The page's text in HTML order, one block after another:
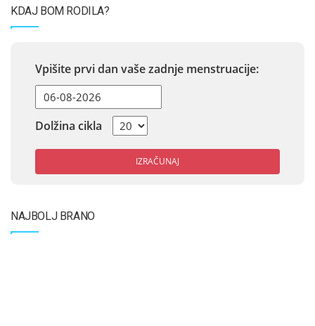
KDAJ BOM RODILA?
Vpišite prvi dan vaše zadnje menstruacije:
Dolžina cikla
IZRAČUNAJ
NAJBOLJ BRANO